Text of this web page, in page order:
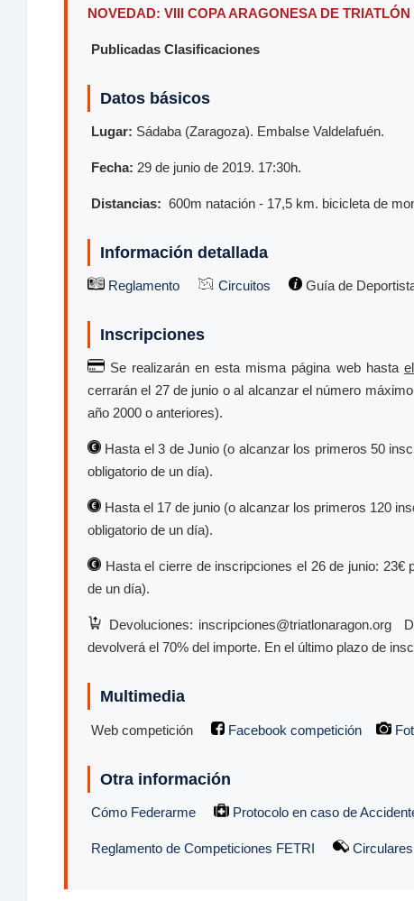
NOVEDAD: VIII COPA ARAGONESA DE TRIATLÓN
Publicadas Clasificaciones
Datos básicos
Lugar: Sádaba (Zaragoza). Embalse Valdelafuén.
Fecha: 29 de junio de 2019. 17:30h.
Distancias: 600m natación - 17,5 km. bicicleta de
Información detallada
Reglamento Circuitos Guía de
Inscripciones
Se realizarán en esta misma página web hasta
cerrarán el 27 de junio o al alcanzar el número
año 2000 o anteriores).
Hasta el 3 de Junio (o alcanzar los primeros 50
obligatorio de un día).
Hasta el 17 de junio (o alcanzar los primeros 120
obligatorio de un día).
Hasta el cierre de inscripciones el 26 de junio:
de un día).
Devoluciones:
devolverá el 70% del importe. En el último plazo de
Multimedia
Web competición Facebook competición
Otra información
Cómo Federarme Protocolo en caso de
Reglamento de Competiciones FETRI